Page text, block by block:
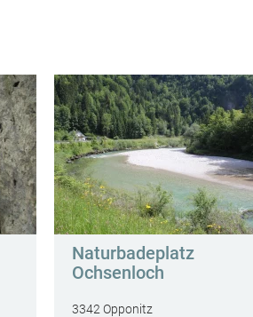
Naturbadeplatz
Ochsenloch
3342 Opponitz